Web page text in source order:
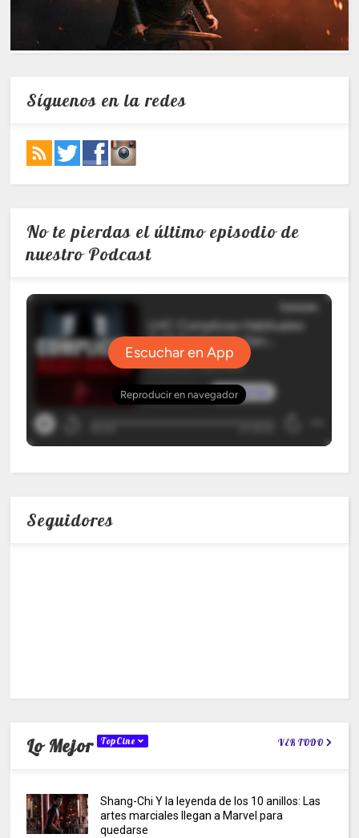
Síguenos en la redes
No te pierdas el último episodio de
nuestro Podcast
Seguidores
Lo Mejor TopCine VER TODO
Shang-Chi Y la leyenda de los 10 anillos: Las
artes marciales llegan a Marvel para
quedarse